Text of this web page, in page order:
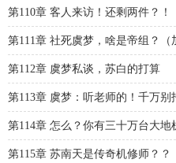
第110章 客人来访！还剩两件？！
第111章 社死虞梦，啥是帝组？（
第112章 虞梦私谈，苏白的打算
第113章 虞梦：听老师的！千万别
第114章 怎么？你有三十万台大地
第115章 苏南天是传奇机修师？？